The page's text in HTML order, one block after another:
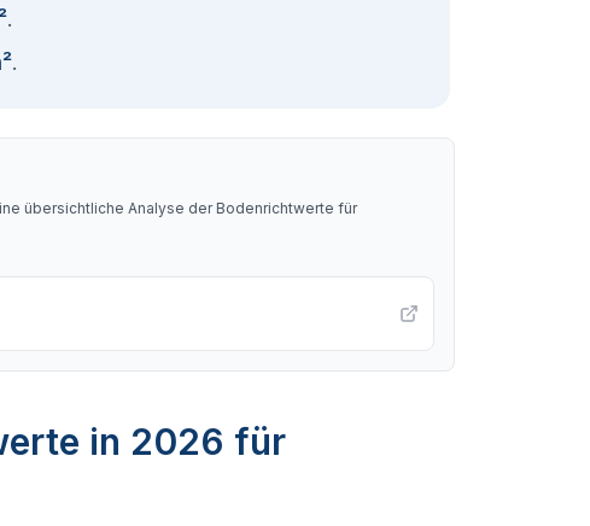
.
.
übersichtliche Analyse der Bodenrichtwerte für
in 2026 für